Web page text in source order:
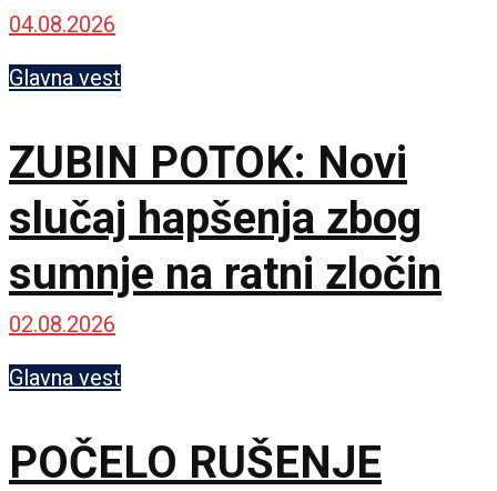
zajednicu
04.08.2026
Glavna vest
ZUBIN POTOK: Novi
slučaj hapšenja zbog
sumnje na ratni zločin
02.08.2026
Glavna vest
POČELO RUŠENJE